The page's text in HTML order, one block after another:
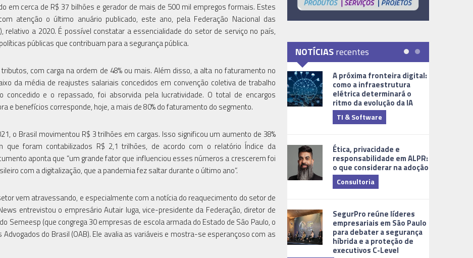
em cerca de R$ 37 bilhões e gerador de mais de 500 mil empregos formais. Estes
atenção o último anuário publicado, este ano, pela Federação Nacional das
relativo a 2020. É possível constatar a essencialidade do setor de serviço no país,
públicas que contribuam para a segurança pública.
com carga na ordem de 48% ou mais. Além disso, a alta no faturamento no
da média de reajustes salariais concedidos em convenção coletiva de trabalho
concedido e o repassado, foi absorvida pela lucratividade. O total de encargos
e benefícios corresponde, hoje, a mais de 80% do faturamento do segmento.
o Brasil movimentou R$ 3 trilhões em cargas. Isso significou um aumento de 38%
foram contabilizados R$ 2,1 trilhões, de acordo com o relatório Índice da
aponta que “um grande fator que influenciou esses números a crescerem foi
com a digitalização, que a pandemia fez saltar durante o último ano”.
vem atravessando, e especialmente com a notícia do reaquecimento do setor de
entrevistou o empresário Autair Iuga, vice-presidente da Federação, diretor de
Semeesp (que congrega 30 empresas de escola armada do Estado de São Paulo, o
do Brasil (OAB). Ele avalia as variáveis e mostra-se esperançoso com as
NOTÍCIASrecentes
A próxima fronteira digital:
como a infraestrutura
elétrica determinará o
ritmo da evolução da IA
TI & Software
Ética, privacidade e
responsabilidade em ALPR:
o que considerar na adoção
Consultoria
SegurPro reúne líderes
empresariais em São Paulo
para debater a segurança
híbrida e a proteção de
executivos C-Level